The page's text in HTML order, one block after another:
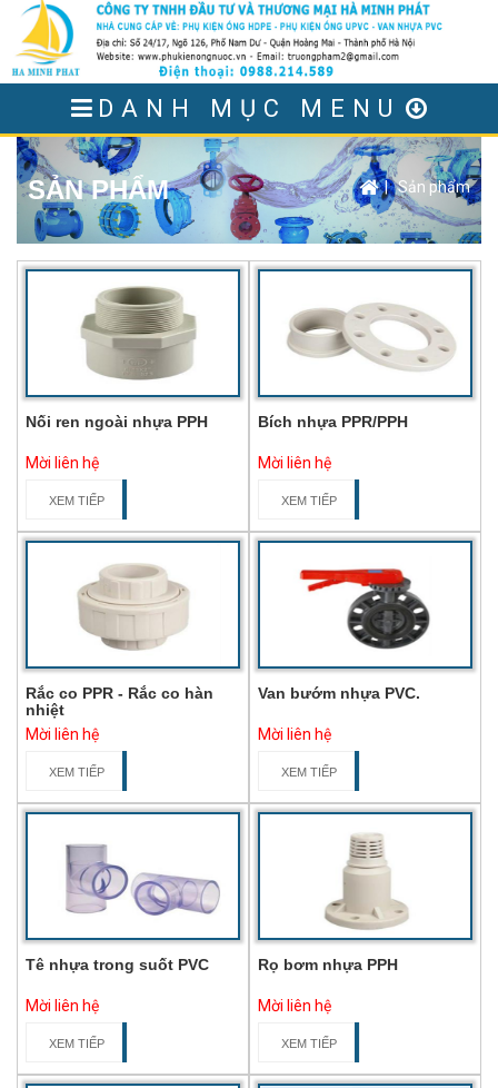
DANH MỤC MENU
SẢN PHẨM |Sản phẩm
Nối ren ngoài nhựa PPH
Mời liên hệ
XEM TIẾP
Bích nhựa PPR/PPH
Mời liên hệ
XEM TIẾP
Rắc co PPR - Rắc co hàn
nhiệt
Mời liên hệ
XEM TIẾP
Van bướm nhựa PVC.
Mời liên hệ
XEM TIẾP
Tê nhựa trong suốt PVC
Mời liên hệ
XEM TIẾP
Rọ bơm nhựa PPH
Mời liên hệ
XEM TIẾP